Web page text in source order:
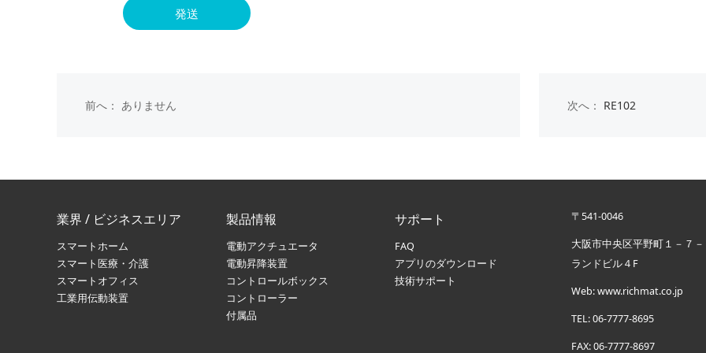
発送
前へ： ありません 次へ： RE102
業界 / ビジネスエリア
スマートホーム
スマート医療・介護
スマートオフィス
工業用伝動装置
製品情報
電動アクチュエータ
電動昇降装置
コントロールボックス
コントローラー
付属品
サポート
FAQ
アプリのダウンロード
技術サポート
〒541-0046
大阪市中央区平野町１－７
ランドビル４F
Web: www.richmat.co.jp
TEL: 06-7777-8695
FAX:06-7777-8697